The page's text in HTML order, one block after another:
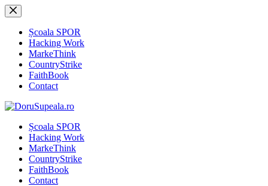
Sari
la
conținutȘcoala SPOR
Hacking Work
MarkeThink
CountryStrike
FaithBook
Contact
Școala SPOR
Hacking Work
MarkeThink
CountryStrike
FaithBook
Contact